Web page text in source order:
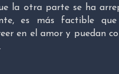
la otra parte se ha
es más factible
en el amor y puedan